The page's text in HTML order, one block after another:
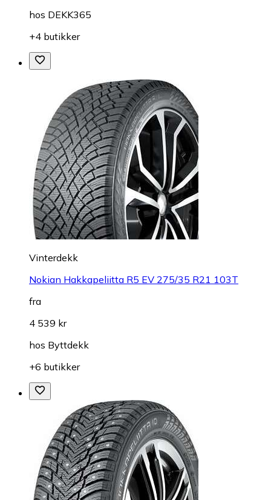
hos DEKK365
+4 butikker
Vinterdekk
Nokian Hakkapeliitta R5 EV 275/35 R21 103T
fra
4 539 kr
hos Byttdekk
+6 butikker